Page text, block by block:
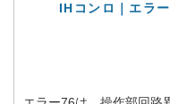
IHコンロ｜エラ